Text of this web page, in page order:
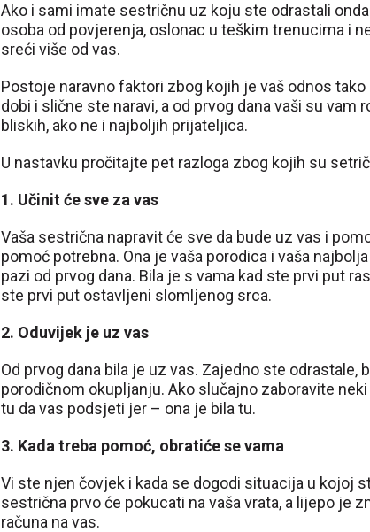
Ako i sami imate sestričnu uz koju ste odrastali
osoba od povjerenja, oslonac u teškim trenucima i
sreći više od vas.
Postoje naravno faktori zbog kojih je vaš odnos
dobi i slične ste naravi, a od prvog dana vaši su vam
bliskih, ako ne i najboljih prijateljica.
U nastavku pročitajte pet razloga zbog kojih su
1. Učinit će sve za vas
Vaša sestrična napravit će sve da bude uz vas i
pomoć potrebna. Ona je vaša porodica i vaša
pazi od prvog dana. Bila je s vama kad ste prvi put
ste prvi put ostavljeni slomljenog srca.
2. Oduvijek je uz vas
Od prvog dana bila je uz vas. Zajedno ste odrastale,
porodičnom okupljanju. Ako slučajno zaboravite
tu da vas podsjeti jer – ona je bila tu.
3. Kada treba pomoć, obratiće se vama
Vi ste njen čovjek i kada se dogodi situacija u kojoj
sestrična prvo će pokucati na vaša vrata, a lijepo je
računa na vas.